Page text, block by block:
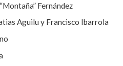
Fernández
Aguilu y Francisco Ibarrola